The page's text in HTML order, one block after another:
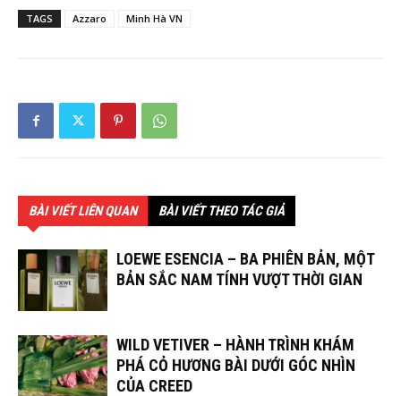
TAGS Azzaro Minh Hà VN
BÀI VIẾT LIÊN QUAN BÀI VIẾT THEO TÁC GIẢ
LOEWE ESENCIA – BA PHIÊN BẢN, MỘT
BẢN SẮC NAM TÍNH VƯỢT THỜI GIAN
WILD VETIVER – HÀNH TRÌNH KHÁM
PHÁ CỎ HƯƠNG BÀI DƯỚI GÓC NHÌN
CỦA CREED